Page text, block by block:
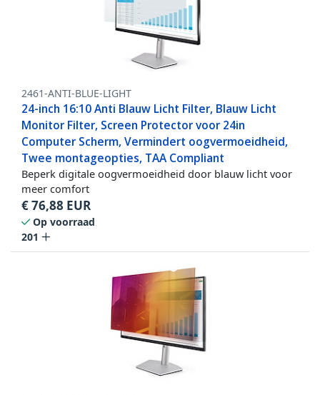
2461-ANTI-BLUE-LIGHT
24-inch 16:10 Anti Blauw Licht Filter, Blauw Licht
Monitor Filter, Screen Protector voor 24in
Computer Scherm, Vermindert oogvermoeidheid,
Twee montageopties, TAA Compliant
Beperk digitale oogvermoeidheid door blauw licht voor
meer comfort
€76,88 EUR
Op voorraad
201